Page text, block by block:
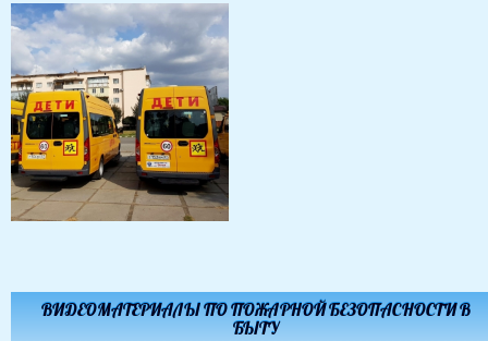
ВИДЕОМАТЕРИАЛЫ ПО ПОЖАРНОЙ БЕЗОПАСНОСТИ В
БЫТУ